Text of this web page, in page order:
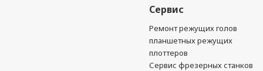
Сервис
Ремонт режущих голов
планшетных режущих
плоттеров
Сервис фрезерных станков